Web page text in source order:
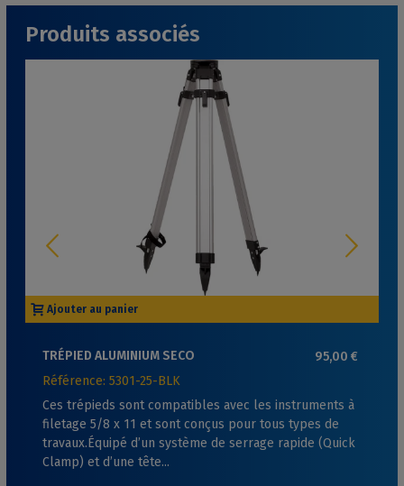
Produits associés
Ajouter au panier
TRÉPIED ALUMINIUM SECO 95,00 €
Référence: 5301-25-BLK
Ces trépieds sont compatibles avec les instruments à
filetage 5/8 x 11 et sont conçus pour tous types de
travaux.Équipé d’un système de serrage rapide (Quick
Clamp) et d’une tête...